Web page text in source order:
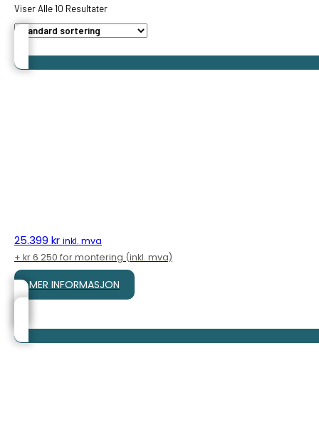
Viser Alle 10 Resultater
25.399 kr inkl. mva
+ kr 6 250 for montering (inkl. mva)
MER INFORMASJON